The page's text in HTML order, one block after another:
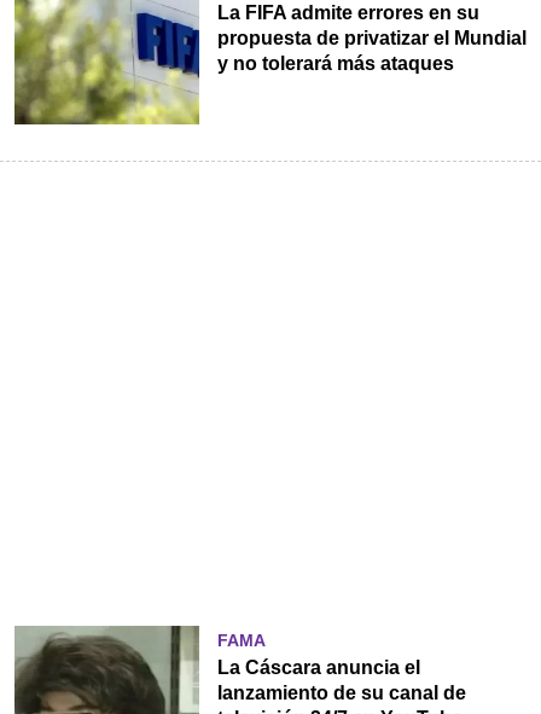
La FIFA admite errores en su
propuesta de privatizar el Mundial
y no tolerará más ataques
FAMA
La Cáscara anuncia el
lanzamiento de su canal de